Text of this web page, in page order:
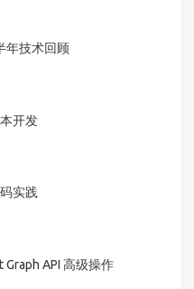
年技术回顾
开发
实践
API 高级操作